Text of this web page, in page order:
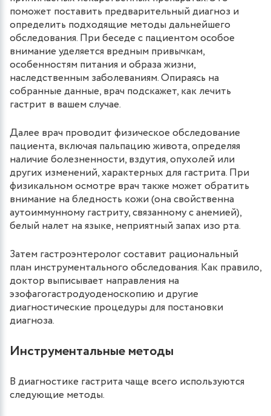
поможет поставить предварительный диагноз и
определить подходящие методы дальнейшего
обследования. При беседе с пациентом особое
внимание уделяется вредным привычкам,
особенностям питания и образа жизни,
наследственным заболеваниям. Опираясь на
собранные данные, врач подскажет, как лечить
гастрит в вашем случае.
Далее врач проводит физическое обследование
пациента, включая пальпацию живота, определяя
наличие болезненности, вздутия, опухолей или
других изменений, характерных для гастрита. При
физикальном осмотре врач также может обратить
внимание на бледность кожи (она свойственна
аутоиммунному гастриту, связанному с анемией),
белый налет на языке, неприятный запах изо рта.
Затем гастроэнтеролог составит рациональный
план инструментального обследования. Как правило,
доктор выписывает направления на
эзофагогастродуоденоскопию и другие
диагностические процедуры для постановки
диагноза.
Инструментальные методы
В диагностике гастрита чаще всего используются
следующие методы.